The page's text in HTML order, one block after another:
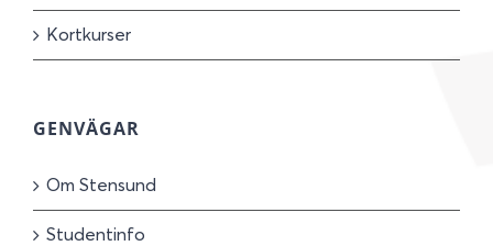
Kortkurser
GENVÄGAR
Om Stensund
Studentinfo